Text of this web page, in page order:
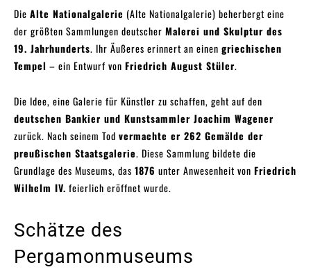
Die Alte Nationalgalerie (Alte Nationalgalerie) beherbergt eine
der größten Sammlungen deutscher Malerei und Skulptur des
19. Jahrhunderts. Ihr Äußeres erinnert an einen griechischen
Tempel – ein Entwurf von Friedrich August Stüler.
Die Idee, eine Galerie für Künstler zu schaffen, geht auf den
deutschen Bankier und Kunstsammler Joachim Wagener
zurück. Nach seinem Tod vermachte er 262 Gemälde der
preußischen Staatsgalerie. Diese Sammlung bildete die
Grundlage des Museums, das 1876 unter Anwesenheit von Friedrich
Wilhelm IV. feierlich eröffnet wurde.
Schätze des
Pergamonmuseums